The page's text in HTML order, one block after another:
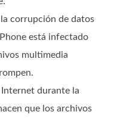
la corrupción de datos
está infectado
multimedia
Internet durante la
que los archivos